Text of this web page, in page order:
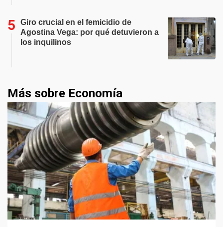
Giro crucial en el femicidio de
Agostina Vega: por qué detuvieron a
los inquilinos
Más sobre Economía